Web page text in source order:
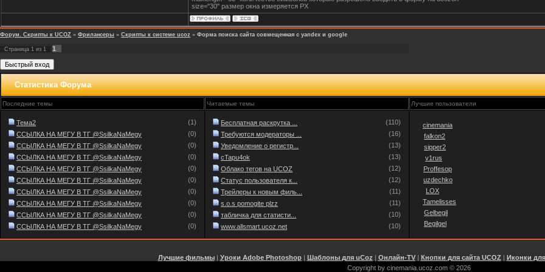
$('div.searchForm form').submit(function(){if($('div.searchForm input#GoogSearch').is(':checked')){window.location =
encodeURIComponent($('div.searchForm input.queryField').val()); return false;}});
</script>
size="30" размер окна измеряется PX
Форум. Скрипты к UCOZ » Фрилансеры » Скрипты к системе ucoz » Форма поиска сайта совмещенная с yandex и google
Страница 1 из 1
1
Статистика Форума
Последние темы Читаемые темы Лучшие пользователи
Тема2
(1)
ССЫЛКА НА МЕГУ В ТГ @SsilkaNaMegy
(0)
ССЫЛКА НА МЕГУ В ТГ @SsilkaNaMegy
(0)
ССЫЛКА НА МЕГУ В ТГ @SsilkaNaMegy
(0)
ССЫЛКА НА МЕГУ В ТГ @SsilkaNaMegy
(0)
ССЫЛКА НА МЕГУ В ТГ @SsilkaNaMegy
(0)
ССЫЛКА НА МЕГУ В ТГ @SsilkaNaMegy
(0)
ССЫЛКА НА МЕГУ В ТГ @SsilkaNaMegy
(0)
ССЫЛКА НА МЕГУ В ТГ @SsilkaNaMegy
(0)
ССЫЛКА НА МЕГУ В ТГ @SsilkaNaMegy
(0)
Бесплатная раскрутка ...
(110)
Требуются модераторы ...
(16)
Уведомление о регистр...
(13)
cTapu4ok
(13)
Облако тегов на UCOZ
(12)
Статус пользователя к...
(12)
Трейлеры к новым филь...
(11)
s.o.s pomogite plzz
(11)
табличка для статисти...
(10)
www.allsmart.ucoz.net
(10)
cinemania
falkon2
sipper2
v1rus
Proffesop
uzdechko
LOX
Tamelisses
Gelbegil
Begilgel
Лучшие фильмы| Уроки Adobe Photoshop| Шаблоны для uCoz | Онлайн-TV| Кнопки для сайта UCOZ| Иконки
Copyright by cinemania.ucoz.com © 2026